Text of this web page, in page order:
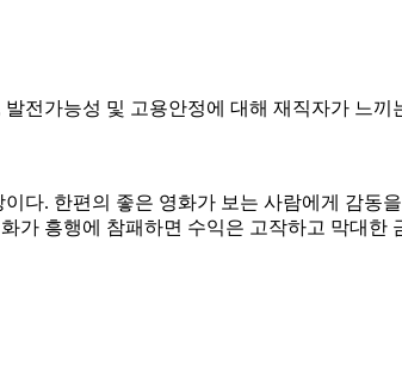
전가능성 및 고용안정에 대해 재직자가 느끼
다. 한편의 좋은 영화가 보는 사람에게 감동
가 흥행에 참패하면 수익은 고작하고 막대